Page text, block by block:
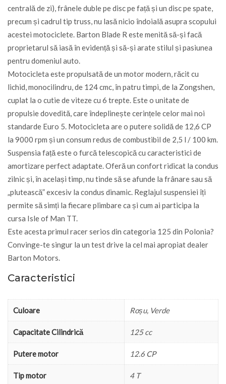
centrală de zi), frânele duble pe disc pe față și un disc pe spate,
precum și cadrul tip truss, nu lasă nicio îndoială asupra scopului
acestei motociclete. Barton Blade R este menită să-și facă
proprietarul să iasă în evidență și să-și arate stilul și pasiunea
pentru domeniul auto.
Motocicleta este propulsată de un motor modern, răcit cu
lichid, monocilindru, de 124 cmc, în patru timpi, de la Zongshen,
cuplat la o cutie de viteze cu 6 trepte. Este o unitate de
propulsie dovedită, care îndeplinește cerințele celor mai noi
standarde Euro 5. Motocicleta are o putere solidă de 12,6 CP
la 9000 rpm și un consum redus de combustibil de 2,5 l / 100 km.
Suspensia față este o furcă telescopică cu caracteristici de
amortizare perfect adaptate. Oferă un confort ridicat la condus
zilnic și, în același timp, nu tinde să se afunde la frânare sau să
„plutească” excesiv la condus dinamic. Reglajul suspensiei îți
permite să simți la fiecare plimbare ca și cum ai participa la
cursa Isle of Man TT.
Este acesta primul racer serios din categoria 125 din Polonia?
Convinge-te singur la un test drive la cel mai apropiat dealer
Barton Motors.
Caracteristici
Culoare Roșu, Verde
Capacitate Cilindrică 125 cc
Putere motor 12.6 CP
Tip motor 4 T